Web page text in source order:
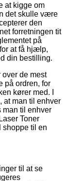
at kigge om
det skulle være
den
forretningen tit
på
at få hjælp,
din bestilling.
over de mest
på ordren, for
kører med. I
at man til enhver
til enhver
Toner
shoppe til en
til at se